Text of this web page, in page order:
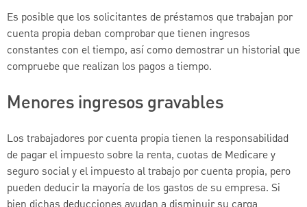
Es posible que los solicitantes de préstamos que trabajan por
cuenta propia deban comprobar que tienen ingresos
constantes con el tiempo, así como demostrar un historial que
compruebe que realizan los pagos a tiempo.
Menores ingresos gravables
Los trabajadores por cuenta propia tienen la responsabilidad
de pagar el impuesto sobre la renta, cuotas de Medicare y
seguro social y el impuesto al trabajo por cuenta propia, pero
pueden deducir la mayoría de los gastos de su empresa. Si